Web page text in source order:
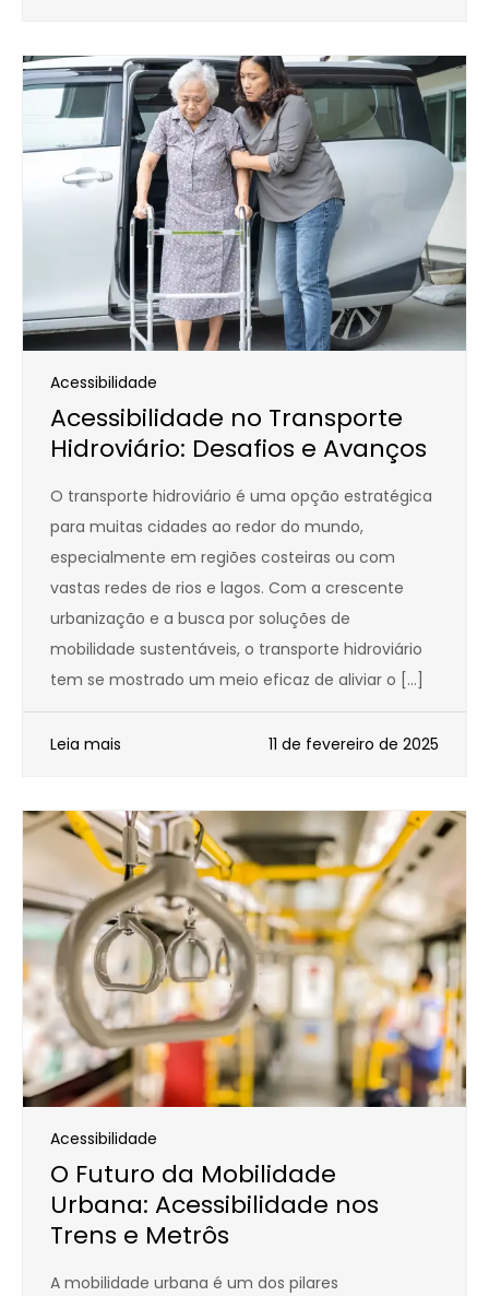
Acessibilidade
Acessibilidade no Transporte
Hidroviário: Desafios e Avanços
O transporte hidroviário é uma opção estratégica
para muitas cidades ao redor do mundo,
especialmente em regiões costeiras ou com
vastas redes de rios e lagos. Com a crescente
urbanização e a busca por soluções de
mobilidade sustentáveis, o transporte hidroviário
tem se mostrado um meio eficaz de aliviar o […]
Leia mais 11 de fevereiro de 2025
Acessibilidade
O Futuro da Mobilidade
Urbana: Acessibilidade nos
Trens e Metrôs
A mobilidade urbana é um dos pilares